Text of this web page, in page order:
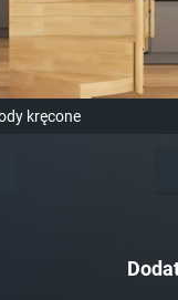
kręcone